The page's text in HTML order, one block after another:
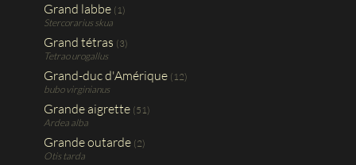
Grand labbe (1)
Stercorarius skua
Grand tétras (3)
Tetrao urogallus
Grand-duc d'Amérique (12)
bubo virginianus
Grande aigrette (51)
Ardea alba
Grande outarde (2)
Otis tarda